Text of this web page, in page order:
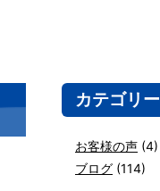
カテゴリー
お客様の声 (4)
ブログ (114)